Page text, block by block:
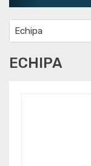
Echipa
ECHIPA